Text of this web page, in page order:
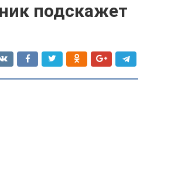
подскажет